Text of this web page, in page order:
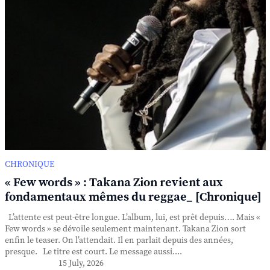
CHRONIQUE
« Few words » : Takana Zion revient aux
fondamentaux mêmes du reggae_ [Chronique]
L’attente est peut-être longue. L’album, lui, est prêt depuis…. Mais «
Few words » se dévoile seulement maintenant. Takana Zion sort
enfin le teaser. On l’attendait. Il en parlait depuis des années,
presque. Le titre est court. Le message aussi....
15 July, 2026